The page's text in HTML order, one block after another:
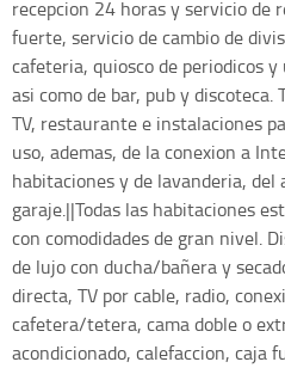
recepcion 24 horas y servicio de
fuerte, servicio de cambio de
cafeteria, quiosco de periodicos
asi como de bar, pub y discoteca.
TV, restaurante e instalaciones
uso, ademas, de la conexion a
habitaciones y de lavanderia, del
garaje.||Todas las habitaciones
con comodidades de gran nivel.
de lujo con ducha/bañera y
directa, TV por cable, radio,
cafetera/tetera, cama doble o
acondicionado, calefaccion, caja